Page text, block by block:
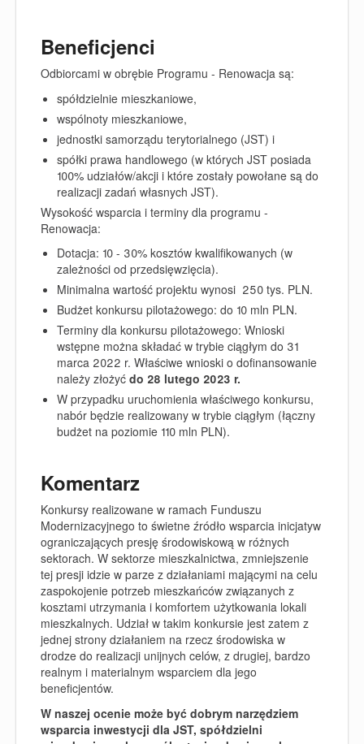
Beneficjenci
Odbiorcami w obrębie Programu - Renowacja są:
spółdzielnie mieszkaniowe,
wspólnoty mieszkaniowe,
jednostki samorządu terytorialnego (JST) i
spółki prawa handlowego (w których JST posiada
100% udziałów/akcji i które zostały powołane są do
realizacji zadań własnych JST).
Wysokość wsparcia i terminy dla programu -
Renowacja:
Dotacja: 10 - 30% kosztów kwalifikowanych (w
zależności od przedsięwzięcia).
Minimalna wartość projektu wynosi 250 tys. PLN.
Budżet konkursu pilotażowego: do 10 mln PLN.
Terminy dla konkursu pilotażowego: Wnioski
wstępne można składać w trybie ciągłym do 31
marca 2022 r. Właściwe wnioski o dofinansowanie
należy złożyć do 28 lutego 2023 r.
W przypadku uruchomienia właściwego konkursu,
nabór będzie realizowany w trybie ciągłym (łączny
budżet na poziomie 110 mln PLN).
Komentarz
Konkursy realizowane w ramach Funduszu
Modernizacyjnego to świetne źródło wsparcia inicjatyw
ograniczających presję środowiskową w różnych
sektorach. W sektorze mieszkalnictwa, zmniejszenie
tej presji idzie w parze z działaniami mającymi na celu
zaspokojenie potrzeb mieszkańców związanych z
kosztami utrzymania i komfortem użytkowania lokali
mieszkalnych. Udział w takim konkursie jest zatem z
jednej strony działaniem na rzecz środowiska w
drodze do realizacji unijnych celów, z drugiej, bardzo
realnym i materialnym wsparciem dla jego
beneficjentów.
W naszej ocenie może być dobrym narzędziem
wsparcia inwestycji dla JST, spółdzielni